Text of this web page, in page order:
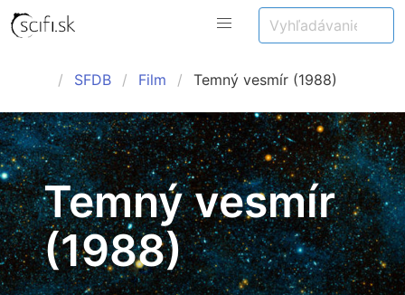
SFDB Film Temný vesmír (1988)
Temný vesmír
(1988)